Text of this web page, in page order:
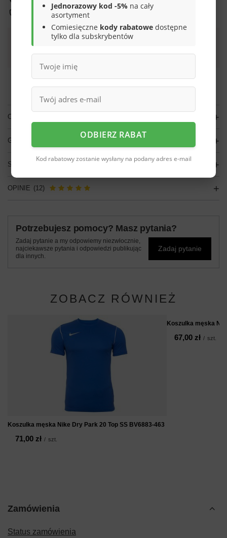
Bezpieczne zakupy
Darmowa dostawa do paczkomatu lub punktu
odbioru
Smile - dostawy ze sklepów internetowych przy zamówieniu od
są za
Więcej informacji.
OPIS
GŁÓWNE PARAMETRY
SZCZEGÓŁOWE DANE
OPINIE (12)
Potrzebujesz pomocy? Masz pytania?
Zadaj pytanie a my odpowiemy niezwłocznie,
najciekawsze pytania i odpowiedzi publikując
dla innych.
Zadaj pytanie
ZOBACZ RÓWNIEŻ
Koszulka męska Nike Dry Park 20 Top SS BV6883-463
71,00 zł / szt.
Koszulka męska
67,00 zł / szt.
Zamówienia
Status zamówienia
Jednorazowy kod -5% na cały
asortyment
Comiesięczne kody rabatowe dostępne
tylko dla subskrybentów
ODBIERZ RABAT
Kod rabatowy zostanie wysłany na podany adres e-mail